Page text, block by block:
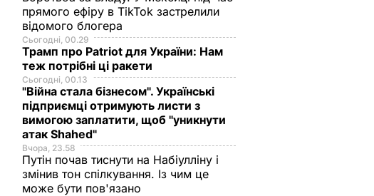
прямого ефіру в TikTok застрелили
відомого блогера
Сьогодні, 00.29
Трамп про Patriot для України: Нам
теж потрібні ці ракети
Сьогодні, 00.13
"Війна стала бізнесом". Українські
підприємці отримують листи з
вимогою заплатити, щоб "уникнути
атак Shahed"
Вчора, 23.58
Путін почав тиснути на Набіулліну і
змінив тон спілкування. Із чим це
може бути пов'язано